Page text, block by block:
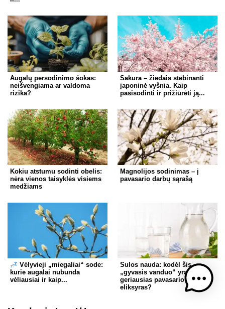
Augalų persodinimo šokas:
neišvengiama ar valdoma
rizika?
Sakura – žiedais stebinanti
japoninė vyšnia. Kaip
pasisodinti ir prižiūrėti ją...
Kokiu atstumu sodinti obelis:
nėra vienos taisyklės visiems
medžiams
Magnolijos sodinimas – į
pavasario darbų sąrašą
Vėlyvieji „miegaliai“ sode:
kurie augalai nubunda
vėliausiai ir kaip...
Sulos nauda: kodėl šis
„gyvasis vanduo“ yra
geriausias pavasario
eliksyras?